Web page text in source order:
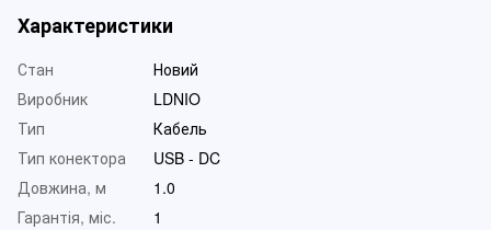
Характеристики
Стан
Новий
Виробник
LDNIO
Тип
Кабель
Тип конектора
USB - DC
Довжина, м
1.0
Гарантія, міс.
1